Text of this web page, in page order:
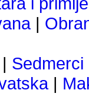
|
| Sedmerci
|